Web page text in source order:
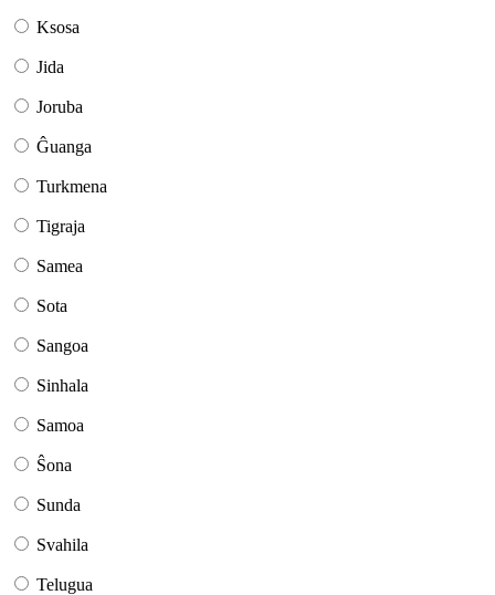
Ksosa
Jida
Joruba
Ĝuanga
Turkmena
Tigraja
Samea
Sota
Sangoa
Sinhala
Samoa
Ŝona
Sunda
Svahila
Telugua